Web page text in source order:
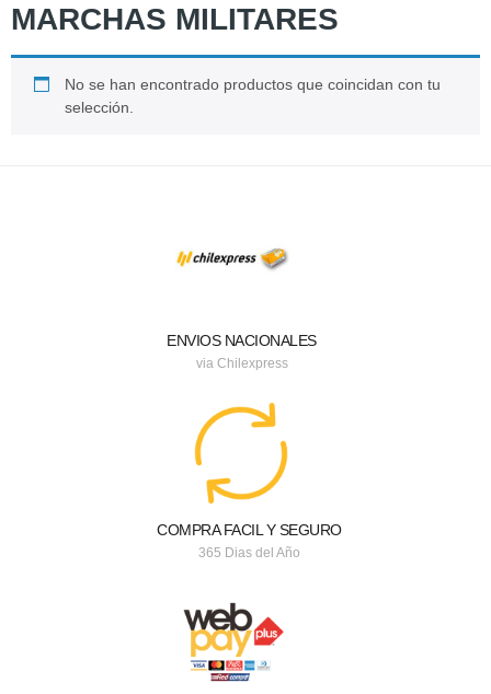
MARCHAS MILITARES
No se han encontrado productos que coincidan con tu
selección.
ENVIOS NACIONALES
via Chilexpress
COMPRA FACIL Y SEGURO
365 Dias del Año